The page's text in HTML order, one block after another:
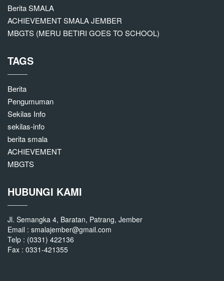
Berita SMALA
ACHIEVEMENT SMALA JEMBER
MBGTS (MERU BETIRI GOES TO SCHOOL)
TAGS
Berita
Pengumuman
Sekilas Info
sekilas-info
berita smala
ACHIEVEMENT
MBGTS
HUBUNGI KAMI
Jl. Semangka 4, Baratan, Patrang, Jember
Email : smalajember@gmail.com
Telp : (0331) 422136
Fax : 0331-421355